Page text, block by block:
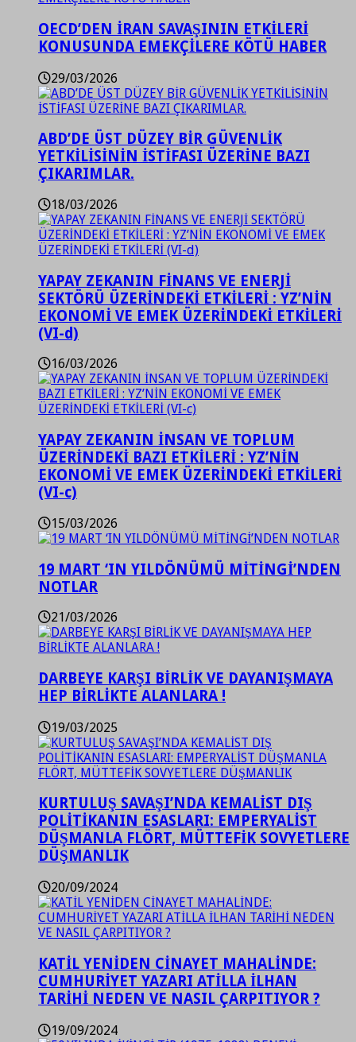
OECD’DEN İRAN SAVAŞININ ETKİLERİ
KONUSUNDA EMEKÇİLERE KÖTÜ HABER
29/03/2026
ABD’DE ÜST DÜZEY BİR GÜVENLİK
YETKİLİSİNİN İSTİFASI ÜZERİNE BAZI
ÇIKARIMLAR.
18/03/2026
YAPAY ZEKANIN FİNANS VE ENERJİ
SEKTÖRÜ ÜZERİNDEKİ ETKİLERİ : YZ’NİN
EKONOMİ VE EMEK ÜZERİNDEKİ ETKİLERİ
(VI-d)
16/03/2026
YAPAY ZEKANIN İNSAN VE TOPLUM
ÜZERİNDEKİ BAZI ETKİLERİ : YZ’NİN
EKONOMİ VE EMEK ÜZERİNDEKİ ETKİLERİ
(VI-c)
15/03/2026
19 MART ‘IN YILDÖNÜMÜ MİTİNGİ’NDEN
NOTLAR
21/03/2026
DARBEYE KARŞI BİRLİK VE DAYANIŞMAYA
HEP BİRLİKTE ALANLARA !
19/03/2025
KURTULUŞ SAVAŞI’NDA KEMALİST DIŞ
POLİTİKANIN ESASLARI: EMPERYALİST
DÜŞMANLA FLÖRT, MÜTTEFİK SOVYETLERE
DÜŞMANLIK
20/09/2024
KATİL YENİDEN CİNAYET MAHALİNDE:
CUMHURİYET YAZARI ATİLLA İLHAN
TARİHİ NEDEN VE NASIL ÇARPITIYOR ?
19/09/2024